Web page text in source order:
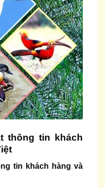
thông tin khách
tin khách hàng và